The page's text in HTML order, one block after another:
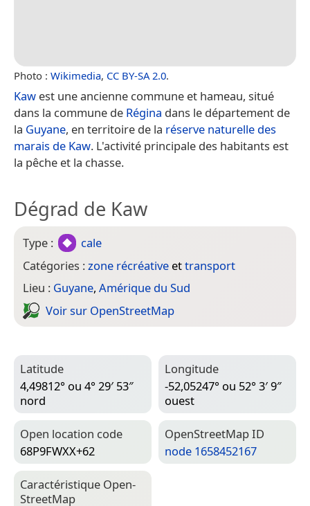
Photo : Wikimedia, CC BY-SA 2.0.
Kaw est une ancienne commune et hameau, situé
dans la commune de Régina dans le département de
la Guyane, en territoire de la réserve naturelle des
marais de Kaw. L'activité principale des habitants est
la pêche et la chasse.
Dégrad de Kaw
Type :
cale
Catégories :zone récréative ettransport
Lieu : Guyane, Amérique du Sud
Voir sur Open­Street­Map
Latitude
4,49812° ou 4° 29′ 53″
nord
Longitude
-52,05247° ou 52° 3′ 9″
ouest
Open location code
68P9FWXX+62
Open­Street­Map ID
node 1658452167
Caractéristique Open­
Street­Map